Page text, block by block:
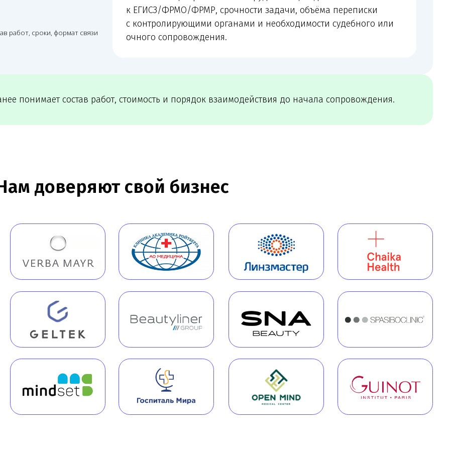
доверяют свой бизнес
Наша команда
юристов с узкой специализацией и многолетней
практикой в области медицинского права